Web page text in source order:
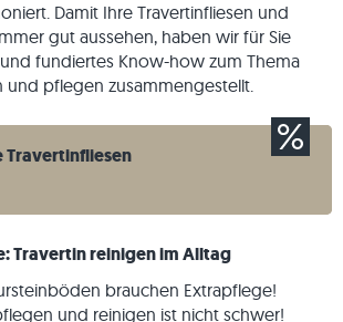
Damit Ihre Travertinfliesen und
gut aussehen, haben wir für Sie
fundiertes Know-how zum Thema
und pflegen zusammengestellt.
Travertinfliesen
Travertin reinigen im Alltag
brauchen Extrapflege!
und reinigen ist nicht schwer!